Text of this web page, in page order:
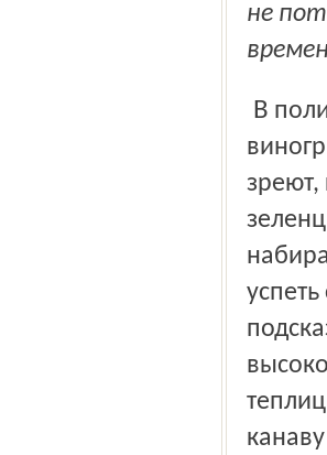
не
В поликарбонатных теплицах Игоря Стальевича, словно
зреют,